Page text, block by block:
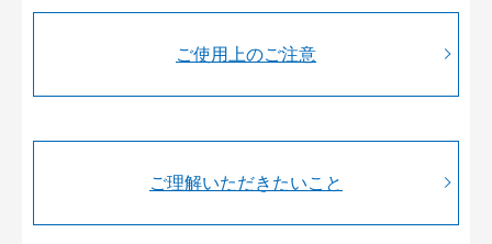
ご使用上のご注意
ご理解いただきたいこと